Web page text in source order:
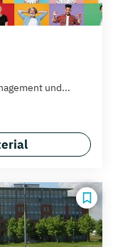
und...